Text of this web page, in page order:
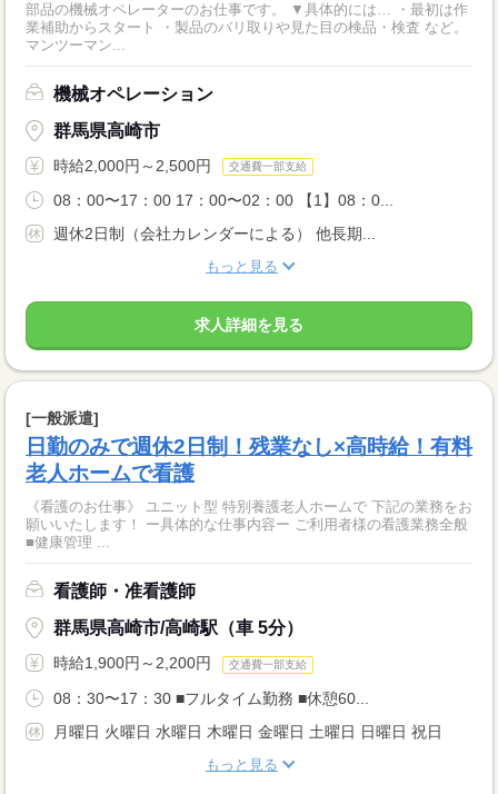
部品の機械オペレーターのお仕事です。 ▼具体的には… ・最初は作
業補助からスタート ・製品のバリ取りや見た目の検品・検査 など。
マンツーマン...
機械オペレーション
群馬県高崎市
時給2,000円～2,500円 交通費一部支給
08：00〜17：00 17：00〜02：00 【1】08：0...
週休2日制（会社カレンダーによる） 他長期...
もっと見る
求人詳細を見る
[一般派遣]
日勤のみで週休2日制！残業なし×高時給！有料
老人ホームで看護
《看護のお仕事》 ユニット型 特別養護老人ホームで 下記の業務をお
願いいたします！ ー具体的な仕事内容ー ご利用者様の看護業務全般
■健康管理 ...
看護師・准看護師
群馬県高崎市/高崎駅（車 5分）
時給1,900円～2,200円 交通費一部支給
08：30〜17：30 ■フルタイム勤務 ■休憩60...
月曜日 火曜日 水曜日 木曜日 金曜日 土曜日 日曜日 祝日
もっと見る